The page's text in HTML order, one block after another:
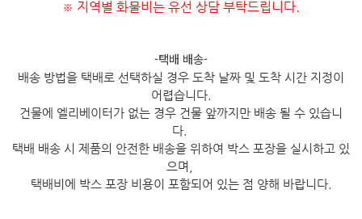
※ 지역별 화물비는 유선 상담 부탁드립니다.
-택배 배송-
배송 방법을 택배로 선택하실 경우 도착 날짜 및 도착 시간 지정이
어렵습니다.
건물에 엘리베이터가 없는 경우 건물 앞까지만 배송 될 수 있습니
다.
택배 배송 시 제품의 안전한 배송을 위하여 박스 포장을 실시하고 있
으며,
택배비에 박스 포장 비용이 포함되어 있는 점 양해 바랍니다.